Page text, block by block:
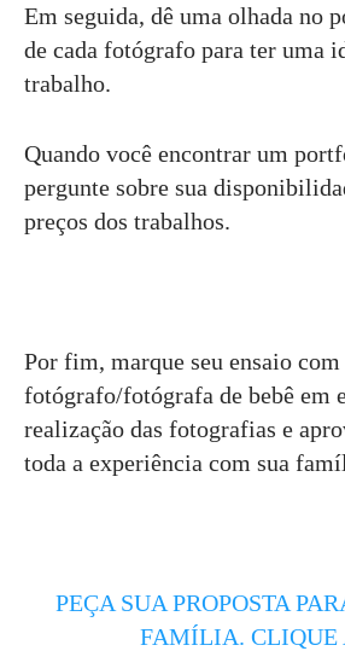
Em seguida, dê uma olhada no
de cada fotógrafo para ter uma
trabalho.
Quando você encontrar um
pergunte sobre sua
preços dos trabalhos.
Por fim, marque seu ensaio com
fotógrafo/fotógrafa de bebê em
realização das fotografias e
toda a experiência com sua
PEÇA SUA PROPOSTA
FAMÍLIA. CLIQUE